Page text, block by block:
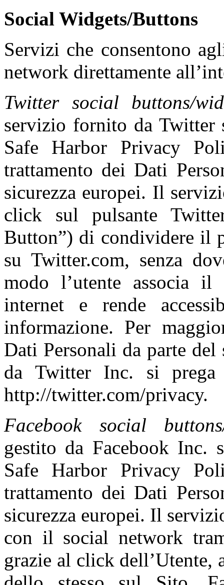
Social Widgets/Buttons
Servizi che consentono
network direttamente
Twitter social buttons/
servizio fornito da Twitter
Safe Harbor Privacy
trattamento dei Dati
sicurezza europei. Il
click sul pulsante
Button”) di condividere il
su Twitter.com, senza
modo l’utente associa
internet e rende
informazione. Per
Dati Personali da parte
da Twitter Inc. si
http://twitter.com/privacy.
Facebook social
gestito da Facebook Inc.
Safe Harbor Privacy
trattamento dei Dati
sicurezza europei. Il
con il social network
grazie al click